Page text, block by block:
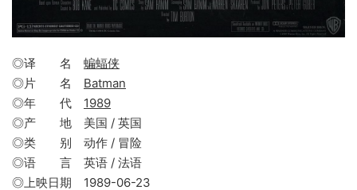
◎译 名 蝙蝠侠
◎片 名 Batman
◎年 代 1989
◎产 地 美国 / 英国
◎类 别 动作 / 冒险
◎语 言 英语 / 法语
◎上映日期 1989-06-23